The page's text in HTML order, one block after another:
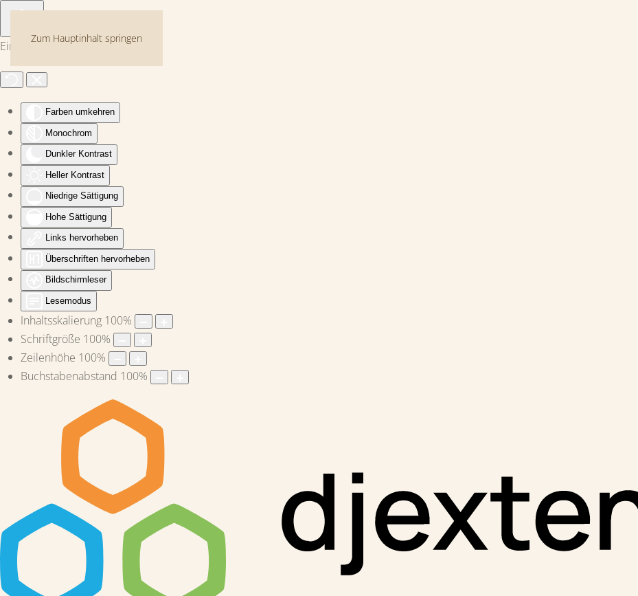
Eingabehilfen öffnen
Farben umkehren
Monochrom
Dunkler Kontrast
Heller Kontrast
Niedrige Sättigung
Hohe Sättigung
Links hervorheben
Überschriften hervorheben
Bildschirmleser
Lesemodus
Inhaltsskalierung 100%
Schriftgröße 100%
Zeilenhöhe 100%
Buchstabenabstand 100%
Zum Hauptinhalt springen